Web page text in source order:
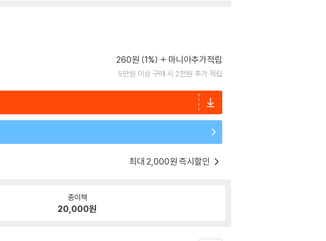
260원 (1%) 마니아추가적립
5만원 이상 구매 시 2천원 추가 적립
최대 2,000원 즉시할인
종이책
20,000원